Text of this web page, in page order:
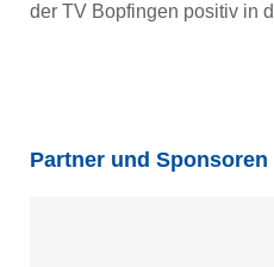
der TV Bopfingen positiv in
Partner und Sponsoren